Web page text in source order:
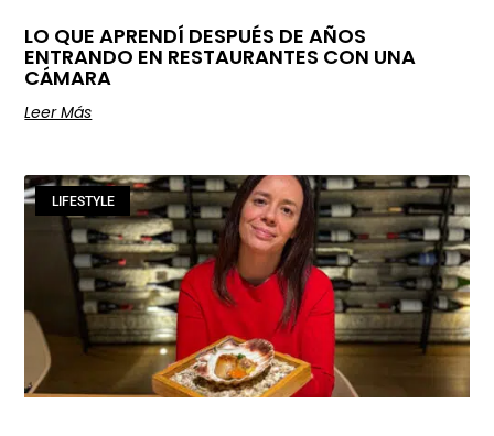
LO QUE APRENDÍ DESPUÉS DE AÑOS
ENTRANDO EN RESTAURANTES CON UNA
CÁMARA
Leer Más
LIFESTYLE